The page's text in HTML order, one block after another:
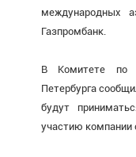
международных
Газпромбанк.
В Комитете по
Петербурга
будут
участию компании